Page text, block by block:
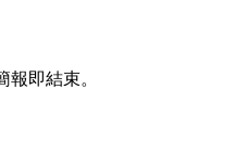
即結束。